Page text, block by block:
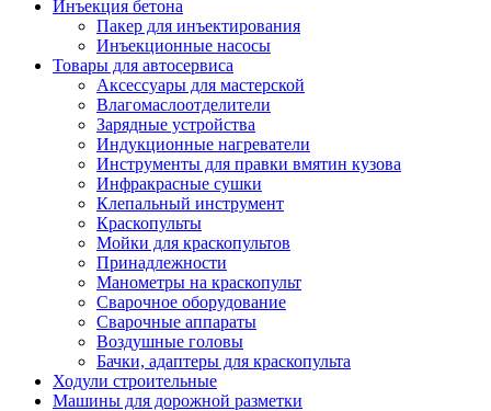
Инъекция бетона
Пакер для инъектирования
Инъекционные насосы
Товары для автосервиса
Аксессуары для мастерской
Влагомаслоотделители
Зарядные устройства
Индукционные нагреватели
Инструменты для правки вмятин кузова
Инфракрасные сушки
Клепальный инструмент
Краскопульты
Мойки для краскопультов
Принадлежности
Манометры на краскопульт
Сварочное оборудование
Сварочные аппараты
Воздушные головы
Бачки, адаптеры для краскопульта
Ходули строительные
Машины для дорожной разметки